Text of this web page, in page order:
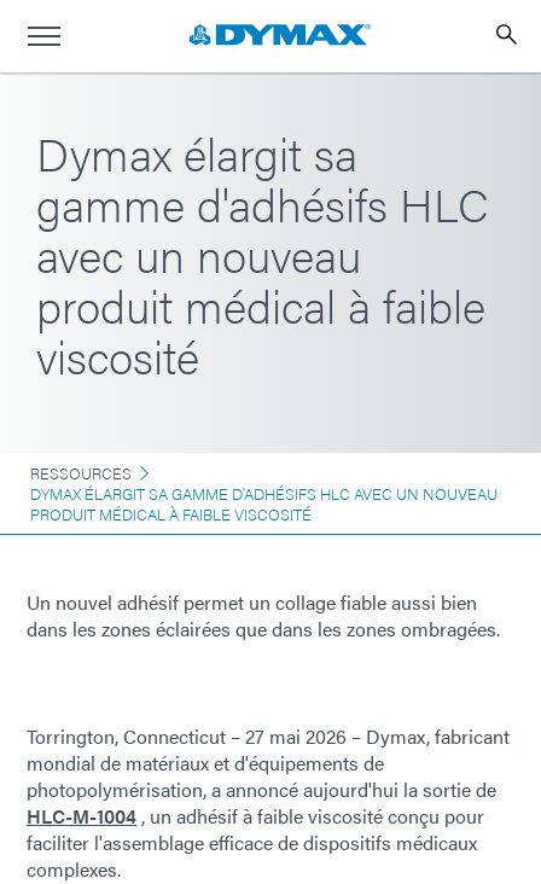
Dymax élargit sa
gamme d'adhésifs HLC
avec un nouveau
produit médical à faible
viscosité
RESSOURCES
DYMAX ÉLARGIT SA GAMME D'ADHÉSIFS HLC AVEC UN NOUVEAU
PRODUIT MÉDICAL À FAIBLE VISCOSITÉ
Un nouvel adhésif permet un collage fiable aussi bien
dans les zones éclairées que dans les zones ombragées.
Torrington, Connecticut – 27 mai 2026 – Dymax, fabricant
mondial de matériaux et d'équipements de
photopolymérisation, a annoncé aujourd'hui la sortie de
HLC-M-1004 , un adhésif à faible viscosité conçu pour
faciliter l'assemblage efficace de dispositifs médicaux
complexes.